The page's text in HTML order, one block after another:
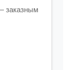
заказным